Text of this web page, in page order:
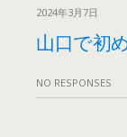
2024年3月7日
山口で初
NO RESPONSES